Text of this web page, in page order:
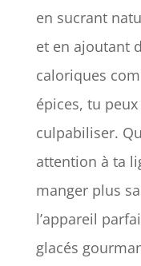
en sucrant
et en ajoutant
caloriques
épices, tu
culpabiliser.
attention à ta
manger plus
l’appareil
glacés